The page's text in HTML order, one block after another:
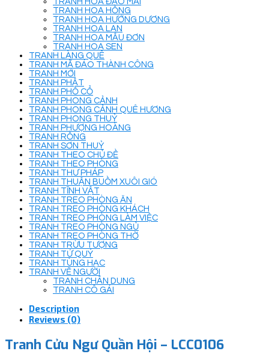
TRANH HOA HỒNG
TRANH HOA HƯỚNG DƯƠNG
TRANH HOA LAN
TRANH HOA MẪU ĐƠN
TRANH HOA SEN
TRANH LÀNG QUÊ
TRANH MÃ ĐÁO THÀNH CÔNG
TRANH MỚI
TRANH PHẬT
TRANH PHỐ CỔ
TRANH PHONG CẢNH
TRANH PHONG CẢNH QUÊ HƯƠNG
TRANH PHONG THUỶ
TRANH PHƯỢNG HOÀNG
TRANH RỒNG
TRANH SƠN THUỶ
TRANH THEO CHỦ ĐỀ
TRANH THEO PHÒNG
TRANH THƯ PHÁP
TRANH THUẬN BUỒM XUÔI GIÓ
TRANH TĨNH VẬT
TRANH TREO PHÒNG ĂN
TRANH TREO PHÒNG KHÁCH
TRANH TREO PHÒNG LÀM VIỆC
TRANH TREO PHÒNG NGỦ
TRANH TREO PHÒNG THỜ
TRANH TRỪU TƯỢNG
TRANH TỨ QUÝ
TRANH TÙNG HẠC
TRANH VẼ NGƯỜI
TRANH CHÂN DUNG
TRANH CÔ GÁI
Description
Reviews (0)
Tranh Cửu Ngư Quần Hội – LCC0106